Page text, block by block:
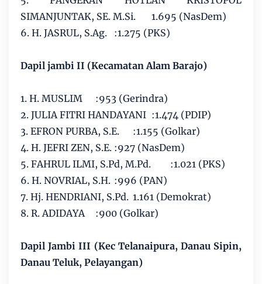
SIMANJUNTAK, SE. M.Si.
1.695 (NasDem)
6. H. JASRUL, S.Ag.
:1.275 (PKS)
Dapil jambi II (Kecamatan Alam Barajo)
1. H. MUSLIM
:953 (Gerindra)
2. JULIA FITRI HANDAYANI :1.474 (PDIP)
3. EFRON PURBA, S.E.
:1.155 (Golkar)
4. H. JEFRI ZEN, S.E. :927 (NasDem)
5. FAHRUL ILMI, S.Pd, M.Pd.
:1.021 (PKS)
6. H. NOVRIAL, S.H. :996 (PAN)
7. Hj. HENDRIANI, S.Pd. 1.161 (Demokrat)
8. R. ADIDAYA
:900 (Golkar)
Dapil Jambi III (Kec Telanaipura, Danau Sipin,
Danau Teluk, Pelayangan)